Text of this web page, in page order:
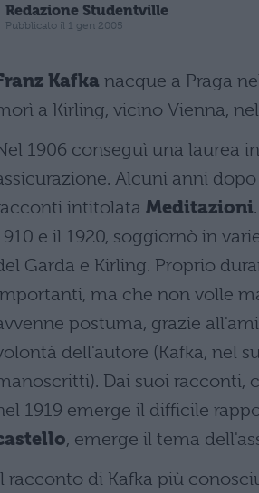
Redazione Studentville
Pubblicato il 1 gen 2005
Kafka nacque a Praga
a Kirling, vicino Vienna,
1906 conseguì una laurea
Alcuni anni
intitolata Meditazioni
e il 1920, soggiornò in
Garda e Kirling. Proprio
ma che non volle
postuma, grazie
dell'autore (Kafka, nel
Dai suoi racconti,
1919 emerge il difficile
, emerge il tema
racconto di Kafka più